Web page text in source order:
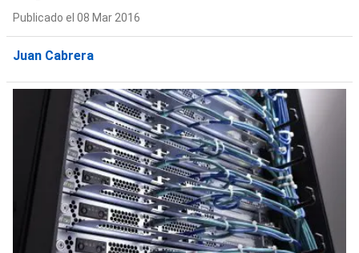
Publicado el 08 Mar 2016
Juan Cabrera